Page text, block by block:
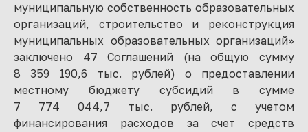
муниципальную собственность образовательных
организаций, строительство и реконструкция
муниципальных образовательных организаций»
заключено 47 Соглашений (на общую сумму
8 359 190,6 тыс. рублей) о предоставлении
местному бюджету субсидий в сумме
7 774 044,7 тыс. рублей, с учетом
финансирования расходов за счет средств